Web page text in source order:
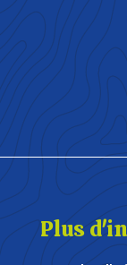
Plus